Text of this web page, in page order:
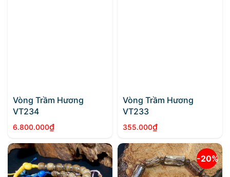
Vòng Trầm Hương
VT234
6.800.000₫
Vòng Trầm Hương
VT233
355.000₫
-20%